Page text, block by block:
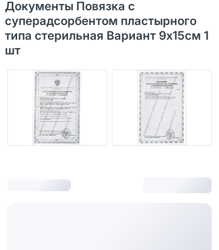
Документы Повязка с
суперадсорбентом пластырного
типа стерильная Вариант 9х15см 1
шт